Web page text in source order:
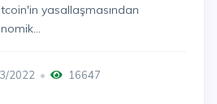
yasallaşmasından
2022
16647